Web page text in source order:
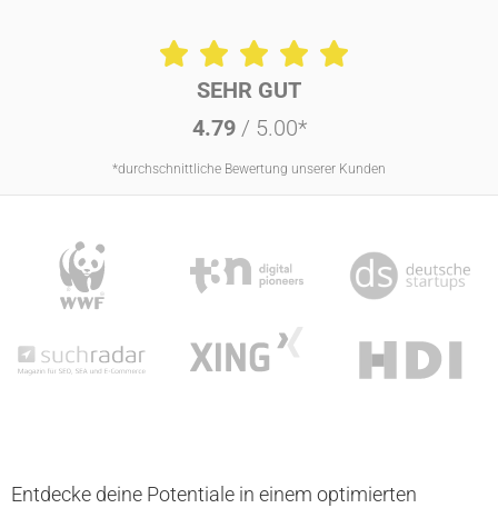
SEHR GUT
4.79/ 5.00*
*durchschnittliche Bewertung unserer Kunden
Entdecke deine Potentiale in einem optimierten